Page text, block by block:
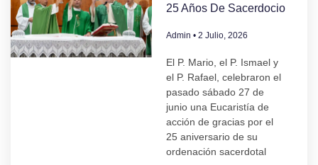
25 Años De Sacerdocio
Admin 2 Julio, 2026
El P. Mario, el P. Ismael y
el P. Rafael, celebraron el
pasado sábado 27 de
junio una Eucaristía de
acción de gracias por el
25 aniversario de su
ordenación sacerdotal